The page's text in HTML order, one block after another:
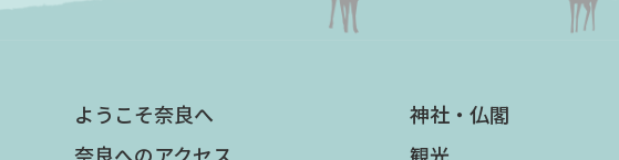
ようこそ奈良へ
神社・仏閣